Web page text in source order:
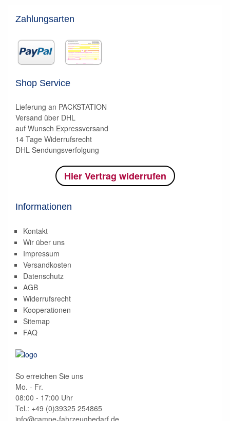
Zahlungsarten
Shop Service
Lieferung an PACKSTATION
Versand über DHL
auf Wunsch Expressversand
14 Tage Widerrufsrecht
DHL Sendungsverfolgung
Hier Vertrag widerrufen
Informationen
Kontakt
Wir über uns
Impressum
Versandkosten
Datenschutz
AGB
Widerrufsrecht
Kooperationen
Sitemap
FAQ
So erreichen Sie uns
Mo. - Fr.
08:00 - 17:00 Uhr
Tel.: +49 (0)39325 254865
info@campe-fahrzeugbedarf.de